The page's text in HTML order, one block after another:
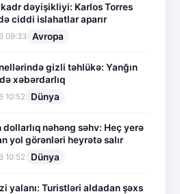
dəyişikliyi: Karlos Torres
ciddi islahatlar aparır
09:33 Avropa
gizli təhlükə: Yanğın
xəbərdarlıq
10:52 Dünya
dollarlıq nəhəng səhv: Heç yerə
yol görənləri heyrətə salır
10:52 Dünya
yalanı: Turistləri aldadan şəxs